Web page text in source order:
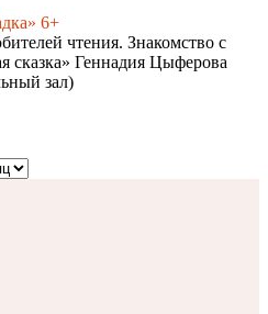
6+
чтения. Знакомство с
сказка» Геннадия Цыферова
зал)